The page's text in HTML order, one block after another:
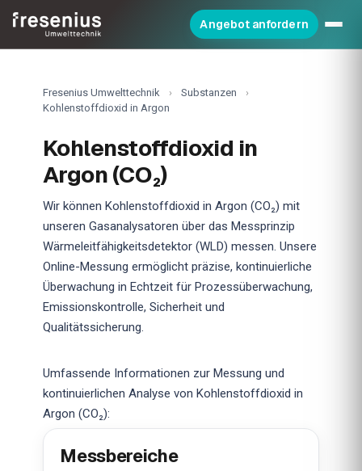
Angebot anfordern
Fresenius Umwelttechnik › Substanzen
›
Kohlenstoffdioxid in Argon
Kohlenstoffdioxid in
Argon (CO₂)
Wir können Kohlenstoffdioxid in Argon (CO₂) mit
unseren Gasanalysatoren über das Messprinzip
Wärmeleitfähigkeitsdetektor (WLD) messen. Unsere
Online-Messung ermöglicht präzise, kontinuierliche
Überwachung in Echtzeit für Prozessüberwachung,
Emissionskontrolle, Sicherheit und
Qualitätssicherung.
Umfassende Informationen zur Messung und
kontinuierlichen Analyse von Kohlenstoffdioxid in
Argon (CO₂):
Messbereiche